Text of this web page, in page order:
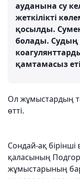
ауданына су
жеткілікті
қосылды.
болады. Судың
қамтамасыз
Ол жұмыстардың
өтті.
Сондай-ақ
қаласының
жұмыстарының